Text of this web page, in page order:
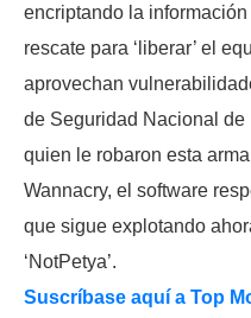
encriptando la
rescate para ‘liberar’ el
aprovechan
de Seguridad Nacional
quien le robaron esta
Wannacry, el software
que sigue explotando
‘NotPetya’.
Suscríbase aquí a Top